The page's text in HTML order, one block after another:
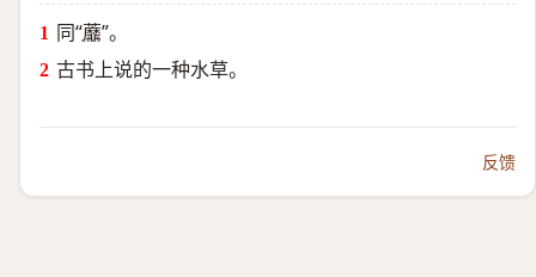
同“蘼”。
古书上说的一种水草。
反馈